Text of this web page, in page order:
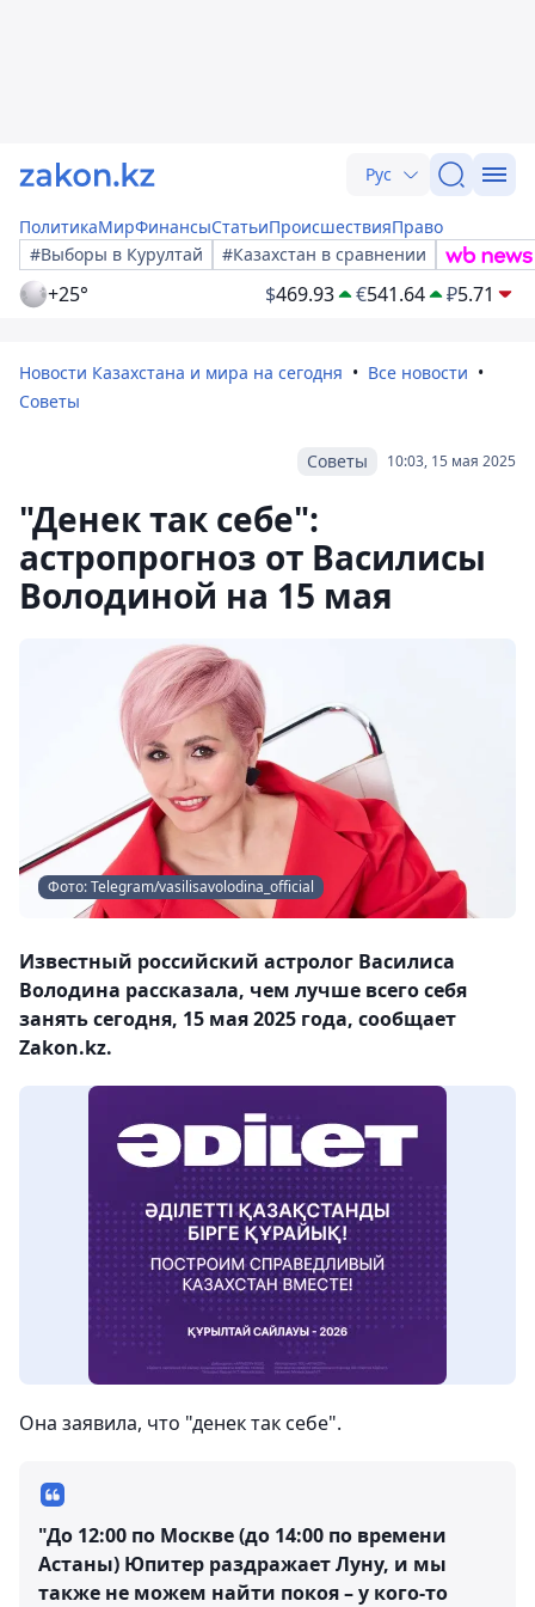
Рус
ПолитикаМирФинансыСтатьиПроисшествияПраво
#Выборы в Курултай
#Казахстан в сравнении
+25° $469.93 €541.64 ₽5.71
Новости Казахстана и мира на сегодня
Все новости
Советы
10:03, 15 мая 2025
Советы
"Денек так себе":
астропрогноз от Василисы
Володиной на 15 мая
Фото: Telegram/vasilisavolodina_official
Известный российский астролог Василиса
Володина рассказала, чем лучше всего себя
занять сегодня, 15 мая 2025 года, сообщает
Zakon.kz.
Она заявила, что "денек так себе".
"До 12:00 по Москве (до 14:00 по времени
Астаны) Юпитер раздражает Луну, и мы
также не можем найти покоя – у кого-то